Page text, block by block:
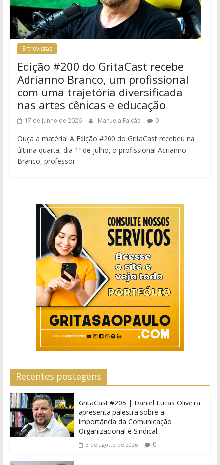
Entrevistas
Edição #200 do GritaCast recebe
Adrianno Branco, um profissional
com uma trajetória diversificada
nas artes cênicas e educação
17 de junho de 2026 Manuela Falcão 0
Ouça a matéria! A Edição #200 do GritaCast recebeu na
última quarta, dia 1º de julho, o profissional Adrianno
Branco, professor
Recentes postagens
GritaCast #205 | Daniel Lucas Oliveira
apresenta palestra sobre a
importância da Comunicação
Organizacional e Sindical
3 de agosto de 2026 0